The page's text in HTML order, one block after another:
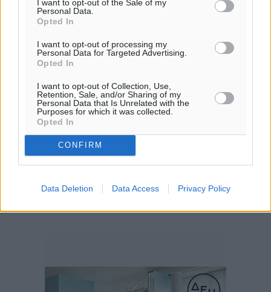
I want to opt-out of the Sale of my
Personal Data.
Opted In
I want to opt-out of processing my
Personal Data for Targeted Advertising.
Opted In
I want to opt-out of Collection, Use,
Retention, Sale, and/or Sharing of my
Personal Data that Is Unrelated with the
Purposes for which it was collected.
Opted In
CONFIRM
Data Deletion Data Access Privacy Policy